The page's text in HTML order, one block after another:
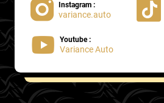
Instagram :
variance.auto
Youtube :
Variance Auto